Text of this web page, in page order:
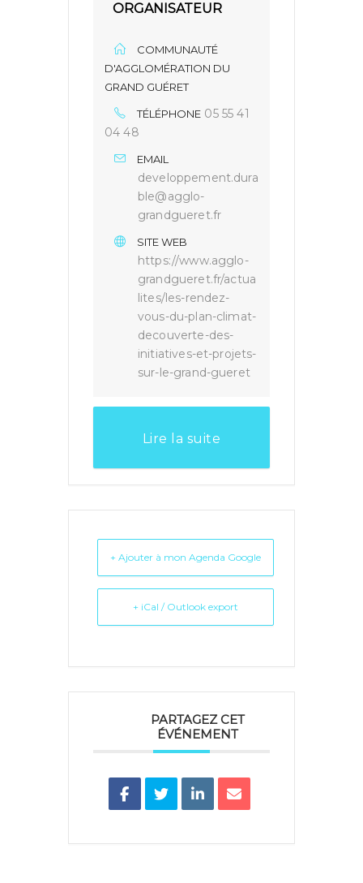
ORGANISATEUR
COMMUNAUTÉ
D'AGGLOMÉRATION DU
GRAND GUÉRET
TÉLÉPHONE 05 55 41
04 48
EMAIL
developpement.dura
ble@agglo-
grandgueret.fr
SITE WEB
https://www.agglo-
grandgueret.fr/actua
lites/les-rendez-
vous-du-plan-climat-
decouverte-des-
initiatives-et-projets-
sur-le-grand-gueret
Lire la suite
+ Ajouter à mon Agenda Google
+ iCal / Outlook export
PARTAGEZ CET
ÉVÉNEMENT